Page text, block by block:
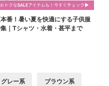
番！暑い夏を快適にする子供服
｜Tシャツ・水着・甚平まで
グレー系 ブラウン系